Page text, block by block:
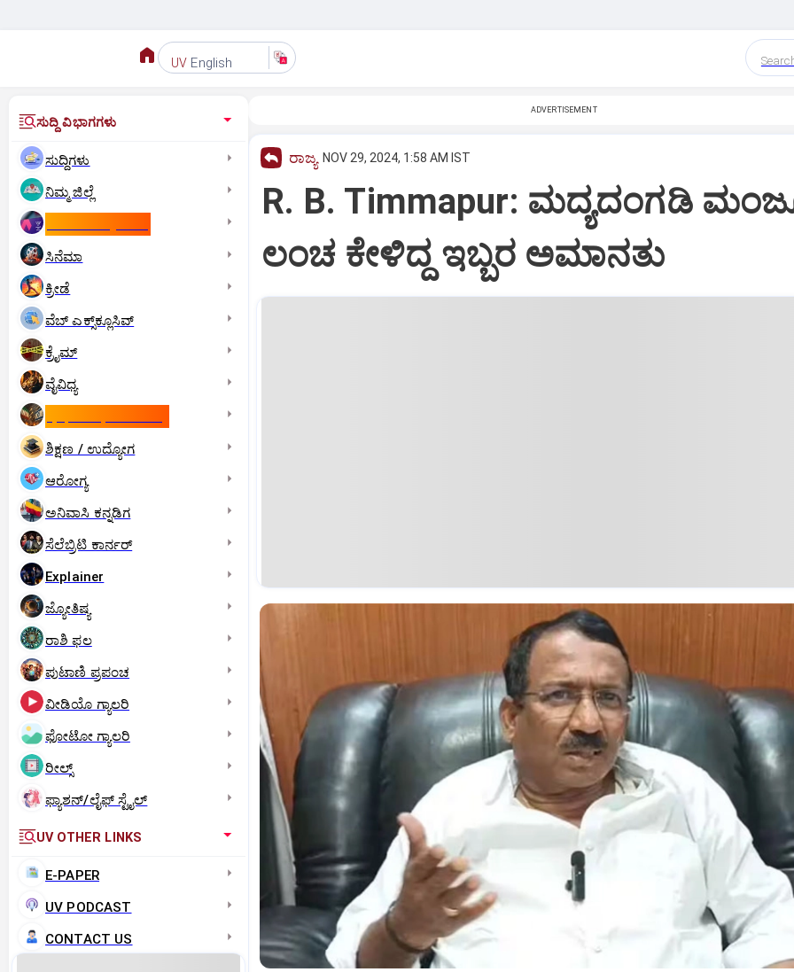
UV English
ಸುದ್ದಿ ವಿಭಾಗಗಳು
ಸುದ್ದಿಗಳು
ನಿಮ್ಮ ಜಿಲ್ಲೆ
ಸಿನೆಮಾ
ಕ್ರೀಡೆ
ವೆಬ್ ಎಕ್ಸ್‌ಕ್ಲೂಸಿವ್
ಕ್ರೈಮ್
ವೈವಿಧ್ಯ
ಶಿಕ್ಷಣ / ಉದ್ಯೋಗ
ಆರೋಗ್ಯ
ಅನಿವಾಸಿ ಕನ್ನಡಿಗ
ಸೆಲೆಬ್ರಿಟಿ ಕಾರ್ನರ್‌
Explainer
ಜ್ಯೋತಿಷ್ಯ
ರಾಶಿ ಫಲ
ಪುಟಾಣಿ ಪ್ರಪಂಚ
ವೀಡಿಯೊ ಗ್ಯಾಲರಿ
ಫೋಟೋ ಗ್ಯಾಲರಿ
ರೀಲ್ಸ್
ಫ್ಯಾಶನ್/ಲೈಫ್‌ ಸ್ಟೈಲ್
UV OTHER LINKS
E-PAPER
UV PODCAST
CONTACT US
ADVERTISEMENT
ರಾಜ್ಯ NOV 29, 2024, 1:58 AM IST
R. B. Timmapur: ಮದ್ಯದಂಗಡಿ
ಲಂಚ ಕೇಳಿದ್ದ ಇಬ್ಬರ ಅಮಾನತು